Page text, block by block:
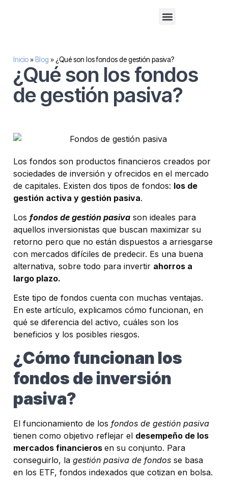
Inicio» Blog » ¿Qué son los fondos de gestión pasiva?
¿Qué son los fondos
de gestión pasiva?
Los fondos son productos financieros creados por
sociedades de inversión y ofrecidos en el mercado
de capitales. Existen dos tipos de fondos: los de
gestión activa y gestión pasiva.
Los fondos de gestión pasiva son ideales para
aquellos inversionistas que buscan maximizar su
retorno pero que no están dispuestos a arriesgarse
con mercados difíciles de predecir. Es una buena
alternativa, sobre todo para invertir ahorros a
largo plazo.
Este tipo de fondos cuenta con muchas ventajas.
En este artículo, explicamos cómo funcionan, en
qué se diferencia del activo, cuáles son los
beneficios y los posibles riesgos.
¿Cómo funcionan los
fondos de inversión
pasiva?
El funcionamiento de los fondos de gestión pasiva
tienen como objetivo reflejar el desempeño de los
mercados financieros en su conjunto. Para
conseguirlo, la gestión pasiva de fondos se basa
en los ETF, fondos indexados que cotizan en bolsa.